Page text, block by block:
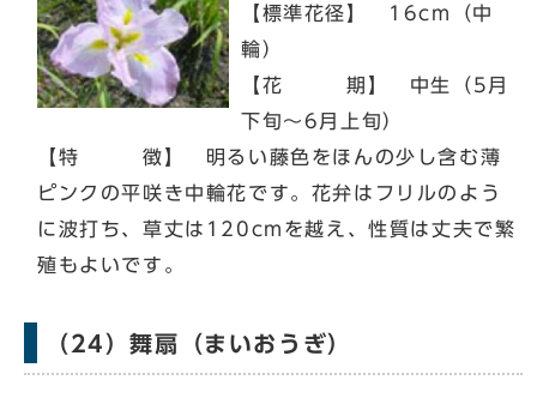
【標準花径】 16cm（中
輪）
【花 期】 中生（5月
下旬～6月上旬）
【特 徴】 明るい藤色をほんの少し含む薄
ピンクの平咲き中輪花です。花弁はフリルのよう
に波打ち、草丈は120cmを越え、性質は丈夫で繁
殖もよいです。
（24）舞扇（まいおうぎ）